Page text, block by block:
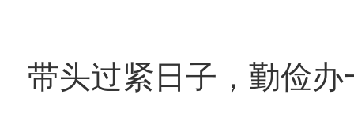
带头过紧日子，勤俭